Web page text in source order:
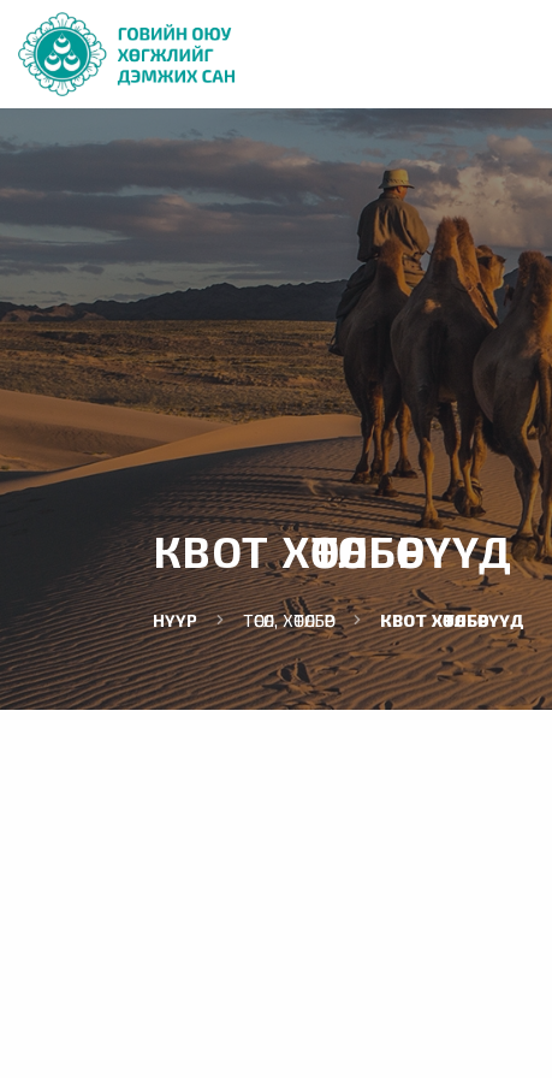
КВОТ ХӨТӨЛБӨРҮҮД
НҮҮР ТӨСӨЛ, ХӨТӨЛБӨР КВОТ ХӨТӨЛБӨРҮҮД